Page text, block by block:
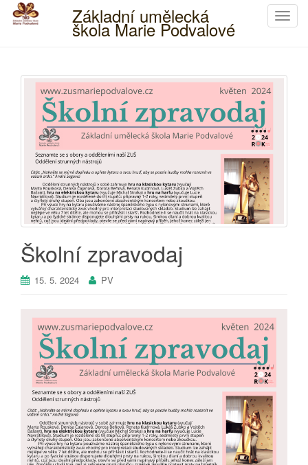
T
i
Základní umělecká
škola Marie Podvalové
Školní zpravodaj
15. 5. 2024 PV